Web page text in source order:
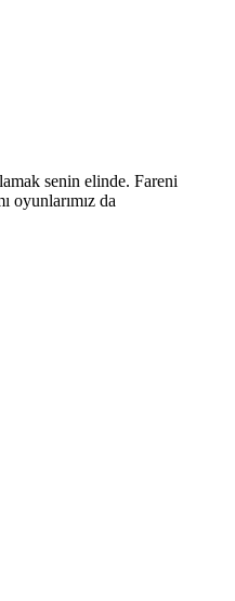
senin elinde. Fareni
oyunlarımız da